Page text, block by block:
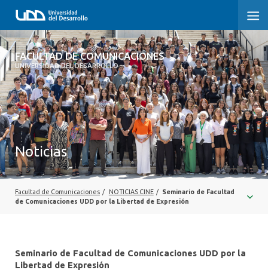
FACULTAD DE COMUNICACIONES
UNIVERSIDAD DEL DESARROLLO
FACULTAD DE COMUNICACIONES
INICIO
SOBRE LA FACULTAD
CARRERAS
POSTGRADOS Y EDUCACIÓN CONTINUA
INVESTIGACIÓN
ALUMNI
Noticias
Facultad de Comunicaciones / NOTICIAS CINE / Seminario de Facultad
de Comunicaciones UDD por la Libertad de Expresión
Seminario de Facultad de Comunicaciones UDD por la
Libertad de Expresión